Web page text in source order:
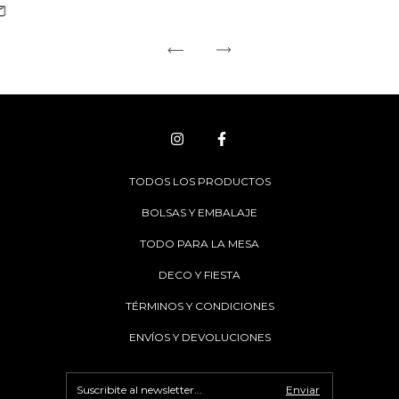
TODOS LOS PRODUCTOS
BOLSAS Y EMBALAJE
TODO PARA LA MESA
DECO Y FIESTA
TÉRMINOS Y CONDICIONES
ENVÍOS Y DEVOLUCIONES